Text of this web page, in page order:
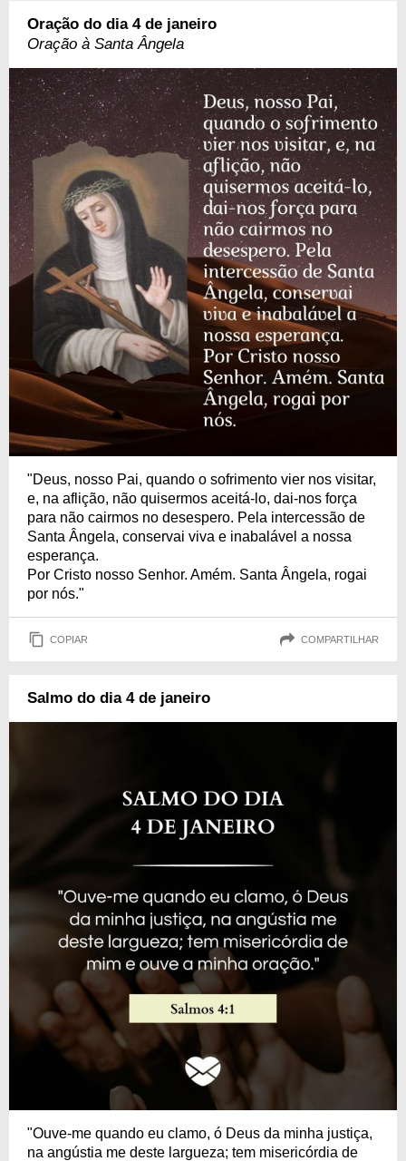
Oração do dia 4 de janeiro
Oração à Santa Ângela
"Deus, nosso Pai, quando o sofrimento vier nos visitar,
e, na aflição, não quisermos aceitá-lo, dai-nos força
para não cairmos no desespero. Pela intercessão de
Santa Ângela, conservai viva e inabalável a nossa
esperança.
Por Cristo nosso Senhor. Amém. Santa Ângela, rogai
por nós."
COPIAR COMPARTILHAR
Salmo do dia 4 de janeiro
"Ouve-me quando eu clamo, ó Deus da minha justiça,
na angústia me deste largueza; tem misericórdia de